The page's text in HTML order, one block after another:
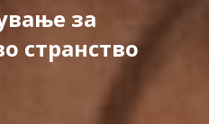
за
странство